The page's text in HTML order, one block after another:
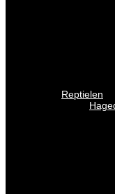
Reptielen